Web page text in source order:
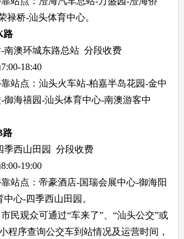
禄桥-汕头体育中心。
澳环城东路总站 分段收费
18:40
点：汕头火车站-柏嘉半岛花园-金中
御海禧园-汕头体育中心-南澳游客中
西山田园 分段收费
19:00
点：帝豪酒店-国瑞会展中心-御海阳
心-四季西山田园。
观众可通过“车来了”、“汕头公交”或
程序查询公交车到站情况及运营时间，